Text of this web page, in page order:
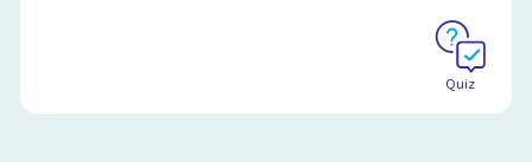
Quiz
6:59